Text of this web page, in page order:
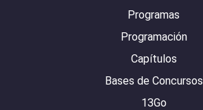
Programas
Programación
Capítulos
Bases de Concursos
13Go